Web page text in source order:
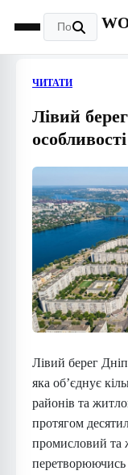
ЧИТАТИ
Лівий
Лівий берег
яка об’єднує
районів та
протягом
промисловий та
перетворюючись